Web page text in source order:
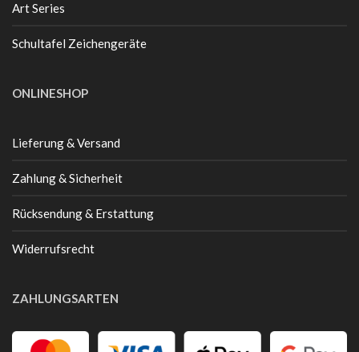
Art Series
Schultafel Zeichengeräte
ONLINESHOP
Lieferung & Versand
Zahlung & Sicherheit
Rücksendung & Erstattung
Widerrufsrecht
ZAHLUNGSARTEN